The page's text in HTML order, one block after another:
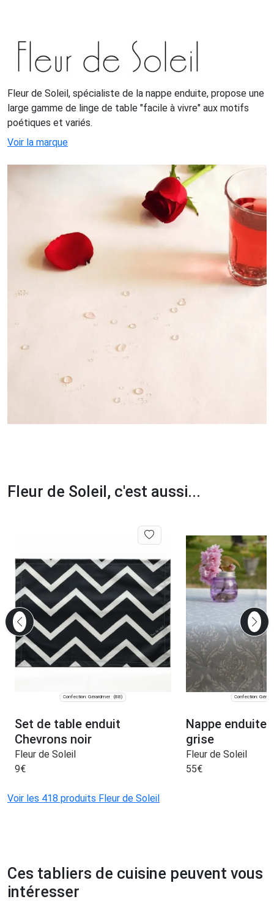
Fleur de Soleil, spécialiste de la nappe enduite, propose une
large gamme de linge de table "facile à vivre" aux motifs
poétiques et variés.
Voir la marque
Fleur de Soleil, c'est aussi...
Confection: Gérardmer (88)
Set de table enduit
Chevrons noir
Fleur de Soleil
9€
Confection:
Nappe enduite
grise
Fleur de Soleil
55€
Voir les 418 produits Fleur de Soleil
Ces tabliers de cuisine peuvent vous
intéresser